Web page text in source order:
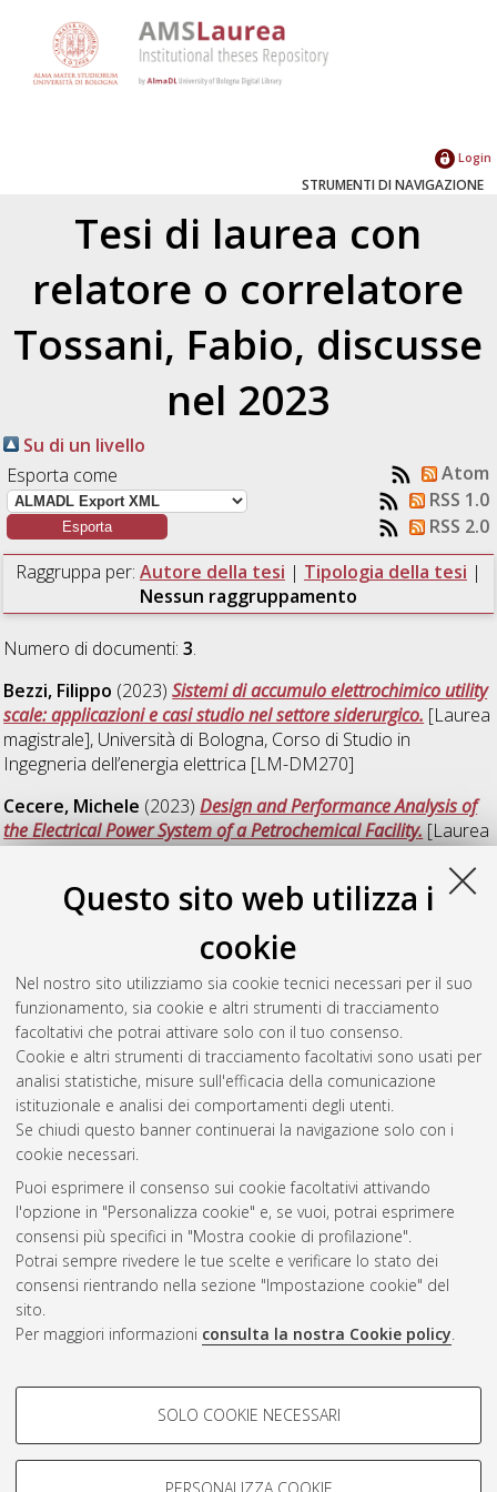
Questo sito web utilizza i
cookie
Nel nostro sito utilizziamo sia cookie tecnici necessari per il suo
funzionamento, sia cookie e altri strumenti di tracciamento
facoltativi che potrai attivare solo con il tuo consenso.
Cookie e altri strumenti di tracciamento facoltativi sono usati per
analisi statistiche, misure sull'efficacia della comunicazione
istituzionale e analisi dei comportamenti degli utenti.
Se chiudi questo banner continuerai la navigazione solo con i
cookie necessari.
Puoi esprimere il consenso sui cookie facoltativi attivando
l'opzione in "Personalizza cookie" e, se vuoi, potrai esprimere
consensi più specifici in "Mostra cookie di profilazione".
Potrai sempre rivedere le tue scelte e verificare lo stato dei
consensi rientrando nella sezione "Impostazione cookie" del
sito.
Per maggiori informazioni consulta la nostra Cookie policy.
COOKIE DI PROFILAZIONE -
Si tratta di cookie utilizzati per analizzare le caratteristiche della
navigazione degli utenti, creare profili in base al loro comportamento
SOLO COOKIE NECESSARI
Login
STRUMENTI DI NAVIGAZIONE
Tesi di laurea con
relatore o correlatore
Tossani, Fabio, discusse
nel 2023
Su di un livello
Esporta come
Atom
RSS 1.0
RSS 2.0
Raggruppa per: Autore della tesi | Tipologia della tesi |
Nessun raggruppamento
Numero di documenti:3.
Bezzi, Filippo (2023)Sistemi di accumulo elettrochimico utility
scale: applicazioni e casi studio nel settore siderurgico. [Laurea
magistrale], Università di Bologna, Corso di Studio in
Ingegneria dell’energia elettrica [LM-DM270]
Cecere, Michele (2023)Design and Performance Analysis of
the Electrical Power System of a Petrochemical Facility.[Laurea
magistrale], Università di Bologna, Corso di Studio in
, Documento full-
text non disponibile
(2023)Optimization model of a electric
distribution system operator. [Laurea magistrale], Università di
Bologna, Corso di Studio in Automation engineering /
ingegneria dell’automazione [LM-DM270]
Questa lista e' stata generata ilSat Aug 8 00:35:07 2026
CEST
Atom
Rss 1.0
Rss 2.0
AMS Laurea
Impostazioni Cookie
Informativa sulla privacy
Condizioni d’uso del sito